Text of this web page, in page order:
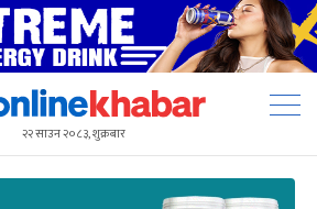
२२ साउन २०८३, शुक्रबार